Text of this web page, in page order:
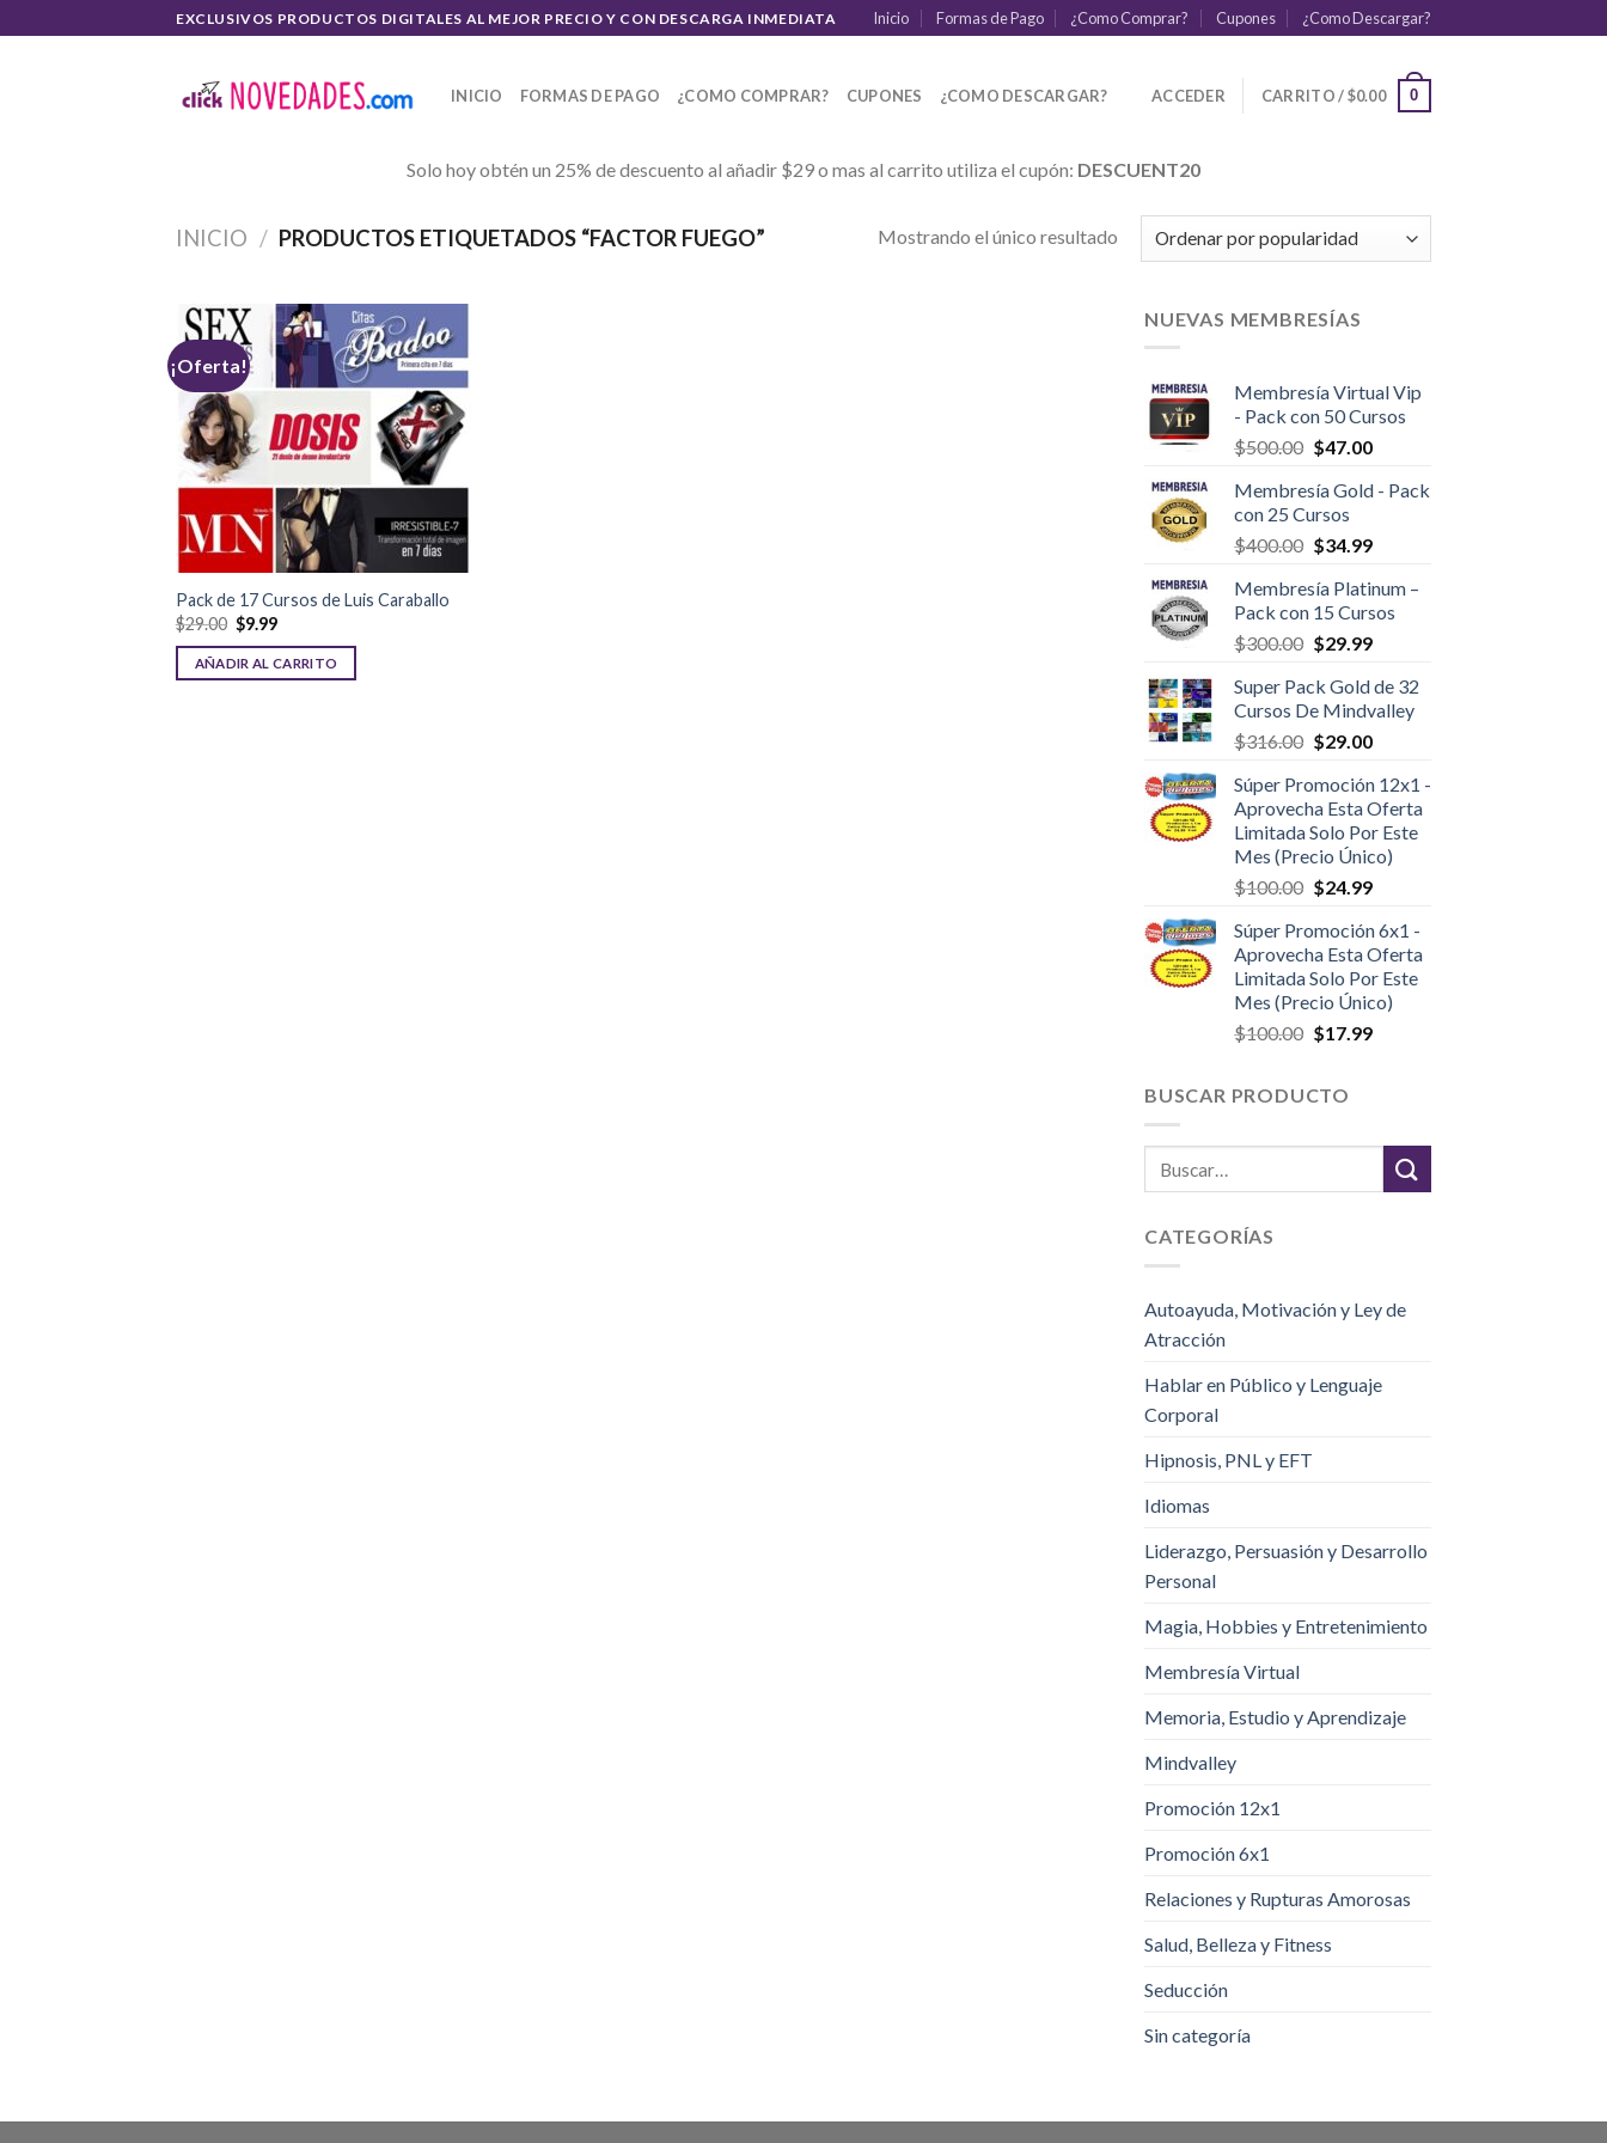
to
EXCLUSIVOS PRODUCTOS DIGITALES AL MEJOR PRECIO Y CON DESCARGA INMEDIATA Inicio Formas de Pago ¿Como Comprar? Cupones ¿Como Descargar?
INICIO FORMAS DE PAGO ¿COMO COMPRAR? CUPONES ¿COMO DESCARGAR? ACCEDER CARRITO /$0.00 0
Solo hoy obtén un 25% de descuento al añadir $29 o mas al carrito utiliza el cupón: DESCUENT20
INICIO / PRODUCTOS ETIQUETADOS “FACTOR FUEGO” Mostrando el único resultado
¡Oferta!
Pack de 17 Cursos de Luis Caraballo
$29.00 $9.99
AÑADIR AL CARRITO
NUEVAS MEMBRESÍAS
Membresía Virtual Vip
- Pack con 50 Cursos
$500.00 $47.00
Membresía Gold - Pack
con 25 Cursos
$400.00 $34.99
Membresía Platinum –
Pack con 15 Cursos
$300.00 $29.99
Super Pack Gold de 32
Cursos De Mindvalley
$316.00 $29.00
Súper Promoción 12x1 -
Aprovecha Esta Oferta
Limitada Solo Por Este
Mes (Precio Único)
$100.00 $24.99
Súper Promoción 6x1 -
Aprovecha Esta Oferta
Limitada Solo Por Este
Mes (Precio Único)
$100.00 $17.99
BUSCAR PRODUCTO
CATEGORÍAS
Autoayuda, Motivación y Ley de
Atracción
Hablar en Público y Lenguaje
Corporal
Hipnosis, PNL y EFT
Idiomas
Liderazgo, Persuasión y Desarrollo
Personal
Magia, Hobbies y Entretenimiento
Membresía Virtual
Memoria, Estudio y Aprendizaje
Mindvalley
Promoción 12x1
Promoción 6x1
Relaciones y Rupturas Amorosas
Salud, Belleza y Fitness
Seducción
Sin categoría